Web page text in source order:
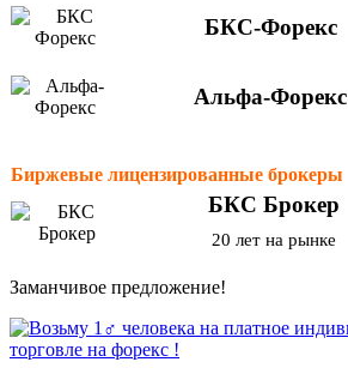
БКС-Форекс
Альфа-Форекс
Биржевые лицензированные брокеры
БКС Брокер
20 лет на рынке
Заманчивое предложение!